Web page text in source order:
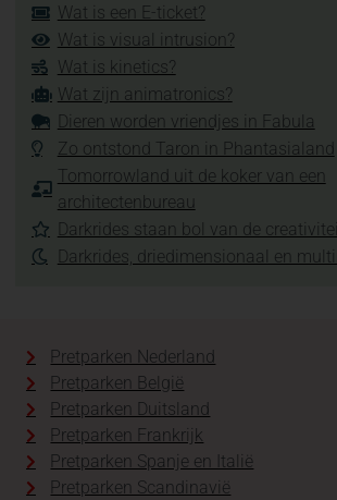
Wat is een E-ticket?
Wat is visual intrusion?
Wat is kinetics?
Wat zijn animatronics?
Dieren worden vriendjes in Fabula
Zo ontstond Taron in Phantasialand
Tomorrowland uit de koker van een
architectenbureau
Darkrides staan bol van de
Darkrides, driedimensionaal en
Pretparken Nederland
Pretparken België
Pretparken Duitsland
Pretparken Frankrijk
Pretparken Spanje en Italië
Pretparken Scandinavië